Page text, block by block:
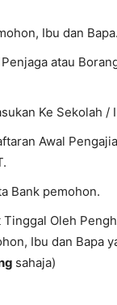
Ibu dan Bapa.
atau
Ke Sekolah /
Awal
Bank pemohon.
Oleh
Ibu dan Bapa
sahaja)